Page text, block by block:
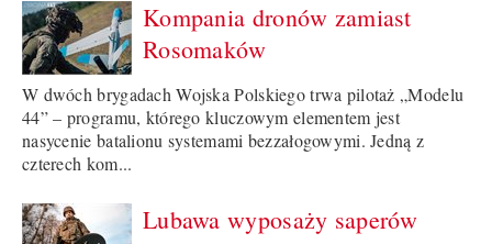
Kompania dronów zamiast
Rosomaków
W dwóch brygadach Wojska Polskiego trwa pilotaż „Modelu
44” – programu, którego kluczowym elementem jest
nasycenie batalionu systemami bezzałogowymi. Jedną z
czterech kom...
Lubawa wyposaży saperów